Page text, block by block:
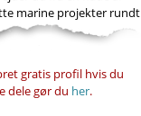
marine projekter rundt
vi os om vigtige...
gratis profil hvis du
dele gør du her.